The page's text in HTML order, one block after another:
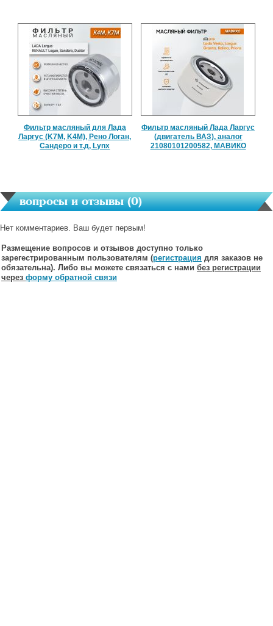
Фильтр масляный для Лада
Ларгус (K7M, K4M), Рено Логан,
Сандеро и т.д, Lynx
Фильтр масляный Лада Ларгус
(двигатель ВАЗ), аналог
21080101200582, МАВИКО
вопросы и отзывы (0)
Нет комментариев. Ваш будет первым!
Размещение вопросов и отзывов доступно только
зарегестрированным пользователям (регистрация для заказов не
обязательна). Либо вы можете связаться с нами без регистрации
через форму обратной связи